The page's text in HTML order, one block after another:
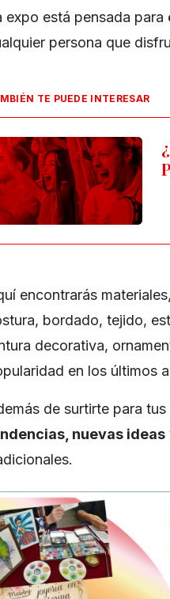
expo está pensada para
persona que
TE PUEDE INTERESAR
encontrarás
bordado, tejido,
decorativa,
en los últimos
de surtirte para
nuevas ideas